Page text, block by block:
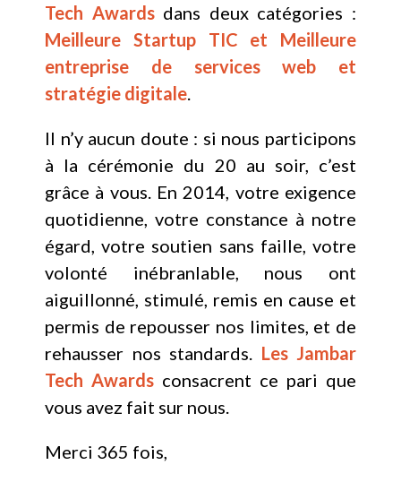
Tech Awardsdans deux catégories :
Meilleure Startup TIC et Meilleure
entreprise de services web et
stratégie digitale.
Il n’y aucun doute : si nous participons
à la cérémonie du 20 au soir, c’est
grâce à vous. En 2014, votre exigence
quotidienne, votre constance à notre
égard, votre soutien sans faille, votre
volonté inébranlable, nous ont
aiguillonné, stimulé, remis en cause et
permis de repousser nos limites, et de
rehausser nos standards. Les Jambar
Tech Awards consacrent ce pari que
vous avez fait sur nous.
Merci 365 fois,